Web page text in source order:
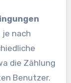
je nach
die Zählung
Benutzer.